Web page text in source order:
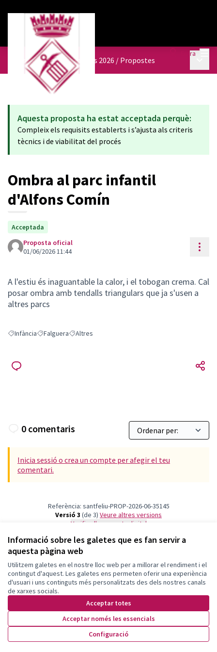
Informació sobre les galetes que es fan servir a
aquesta pàgina web
Utilitzem galetes en el nostre lloc web per a millorar el rendiment i el
contingut d'aquest. Les galetes ens permeten oferir una experiència
d'usuari i uns continguts més personalitzats des dels nostres canals
de xarxes socials.
Acceptar totes
Acceptar només les essencials
Configuració
Entra
Pressupostos participatius 2026 / Propostes
Aquesta proposta ha estat acceptada perquè:
Compleix els requisits establerts i s’ajusta als criteris
tècnics i de viabilitat del procés
Ombra al parc infantil
d'Alfons Comín
Acceptada
Proposta oficial
01/06/2026 11:44
A l'estiu és inaguantable la calor, i el tobogan crema. Cal
posar ombra amb tendalls triangulars que ja s'usen a
altres parcs
Resultats en filtrar per: Infància
InfànciaResultats en filtrar per: Falguera
FalgueraResultats en filtrar per: Altres
Altres
0 comentaris
Inicia sessió o crea un compte per afegir el teu
comentari.
Referència: santfeliu-PROP-2026-06-35145
Versió 3 (de 3)
veure altres versions
Verifica l'empremta digital
Termes i condicions d'ús
Configuració de les galetes
Decidim Sant Feliu a X
(Enllaç extern)
Decidim Sant Feliu a Facebook
(Enllaç extern)
Decidim Sant Feliu a Instagram
(Enllaç extern)
Decidim Sant Feliu a YouTube
(Enllaç extern)
Triar la llenguaElegir el idioma
Web creada ambprogramari lliure .
Amb
(Enllaç